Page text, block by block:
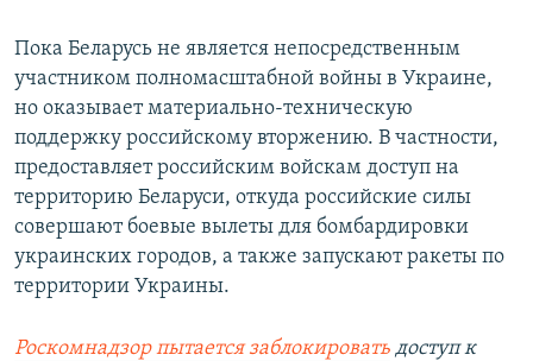
Пока Беларусь не является непосредственным
участником полномасштабной войны в Украине,
но оказывает материально-техническую
поддержку российскому вторжению. В частности,
предоставляет российским войскам доступ на
территорию Беларуси, откуда российские силы
совершают боевые вылеты для бомбардировки
украинских городов, а также запускают ракеты по
территории Украины.
Роскомнадзор пытается заблокировать доступ к